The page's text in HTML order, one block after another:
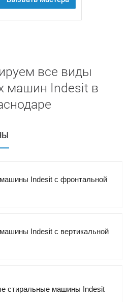
все виды
машин Indesit в
Indesit с фронтальной
Indesit с вертикальной
стиральные машины Indesit